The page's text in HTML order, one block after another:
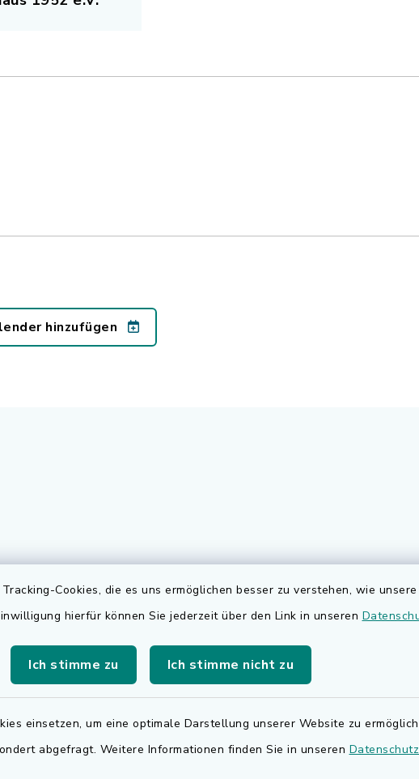
Cookies, die es uns ermöglichen besser zu verstehen, wie
hierfür können Sie jederzeit über den Link in unseren
Ich stimme zu Ich stimme nicht zu
einsetzen, um eine optimale Darstellung unserer Website zu
abgefragt. Weitere Informationen finden Sie in unseren
hinzufügen
Rechnungsversand
Rechnungsversand wenden Sie
sich bitte an